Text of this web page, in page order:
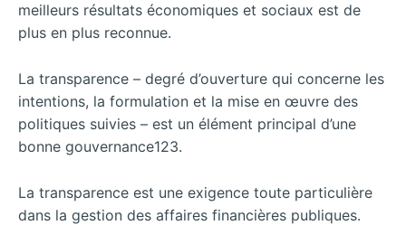
meilleurs résultats économiques et sociaux est de
plus en plus reconnue.
La transparence – degré d’ouverture qui concerne les
intentions, la formulation et la mise en œuvre des
politiques suivies – est un élément principal d’une
bonne gouvernance123.
La transparence est une exigence toute particulière
dans la gestion des affaires financières publiques.